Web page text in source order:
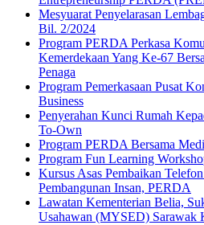
Mesyuarat Penyelarasan
Bil. 2/2024
Program PERDA Perkasa
Kemerdekaan Yang Ke-67
Penaga
Program Pemerkasaan Pusat
Business
Penyerahan Kunci Rumah
To-Own
Program PERDA Bersama
Program Fun Learning
Kursus Asas Pembaikan
Pembangunan Insan, PERDA
Lawatan Kementerian Belia,
Usahawan (MYSED) Sarawak